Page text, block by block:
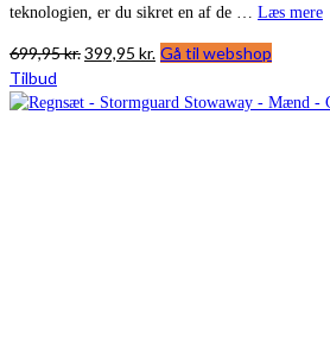
teknologien, er du sikret en af de … Læs mere
699,95kr.Den
pris
399,95 kr. Den
pris
Gå til webshop
Tilbud